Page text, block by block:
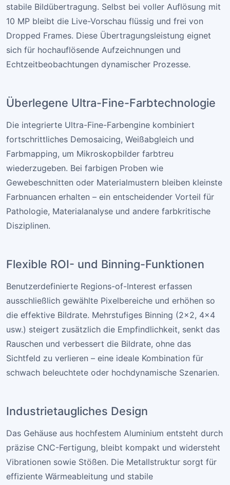
stabile Bildübertragung. Selbst bei voller Auflösung mit
10 MP bleibt die Live-Vorschau flüssig und frei von
Dropped Frames. Diese Übertragungsleistung eignet
sich für hochauflösende Aufzeichnungen und
Echtzeitbeobachtungen dynamischer Prozesse.
Überlegene Ultra-Fine-Farbtechnologie
Die integrierte Ultra-Fine-Farbengine kombiniert
fortschrittliches Demosaicing, Weißabgleich und
Farbmapping, um Mikroskopbilder farbtreu
wiederzugeben. Bei farbigen Proben wie
Gewebeschnitten oder Materialmustern bleiben kleinste
Farbnuancen erhalten – ein entscheidender Vorteil für
Pathologie, Materialanalyse und andere farbkritische
Disziplinen.
Flexible ROI- und Binning-Funktionen
Benutzerdefinierte Regions-of-Interest erfassen
ausschließlich gewählte Pixelbereiche und erhöhen so
die effektive Bildrate. Mehrstufiges Binning (2×2, 4×4
usw.) steigert zusätzlich die Empfindlichkeit, senkt das
Rauschen und verbessert die Bildrate, ohne das
Sichtfeld zu verlieren – eine ideale Kombination für
schwach beleuchtete oder hochdynamische Szenarien.
Industrie­taugliches Design
Das Gehäuse aus hochfestem Aluminium entsteht durch
präzise CNC-Fertigung, bleibt kompakt und widersteht
Vibrationen sowie Stößen. Die Metallstruktur sorgt für
effiziente Wärmeableitung und stabile